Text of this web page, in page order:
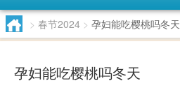
> 春节2024 > 孕妇能吃樱桃吗冬天
孕妇能吃樱桃吗冬天